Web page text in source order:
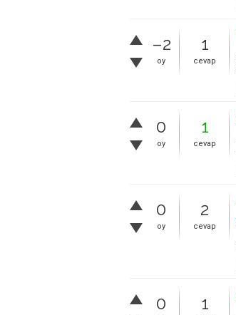
–2
oy
1
cevap
0
oy
1
cevap
0
oy
2
cevap
0 1